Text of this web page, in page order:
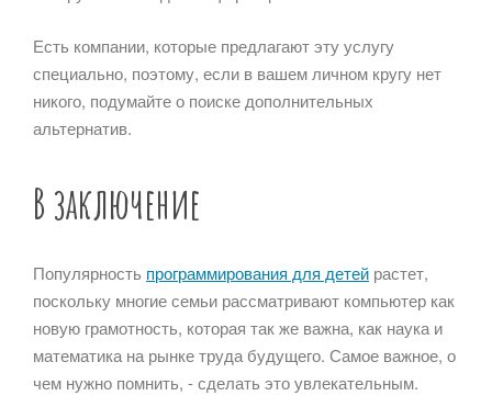
Есть компании, которые предлагают эту услугу
специально, поэтому, если в вашем личном кругу нет
никого, подумайте о поиске дополнительных
альтернатив.
В заключение
Популярность программирования для детей растет,
поскольку многие семьи рассматривают компьютер как
новую грамотность, которая так же важна, как наука и
математика на рынке труда будущего. Самое важное, о
чем нужно помнить, - сделать это увлекательным.